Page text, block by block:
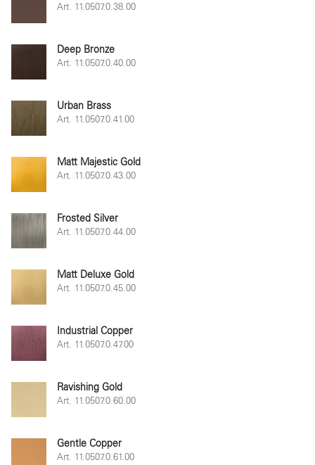
Art. 11.0507.0.38.00
Deep Bronze
Art. 11.0507.0.40.00
Urban Brass
Art. 11.0507.0.41.00
Matt Majestic Gold
Art. 11.0507.0.43.00
Frosted Silver
Art. 11.0507.0.44.00
Matt Deluxe Gold
Art. 11.0507.0.45.00
Industrial Copper
Art. 11.0507.0.47.00
Ravishing Gold
Art. 11.0507.0.60.00
Gentle Copper
Art. 11.0507.0.61.00